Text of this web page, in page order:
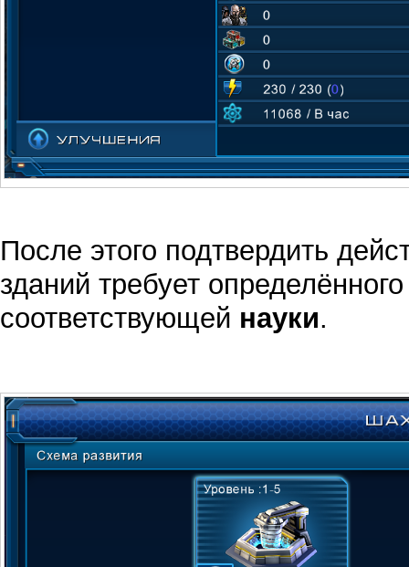
После этого подтвердить
зданий требует
соответствующей науки.